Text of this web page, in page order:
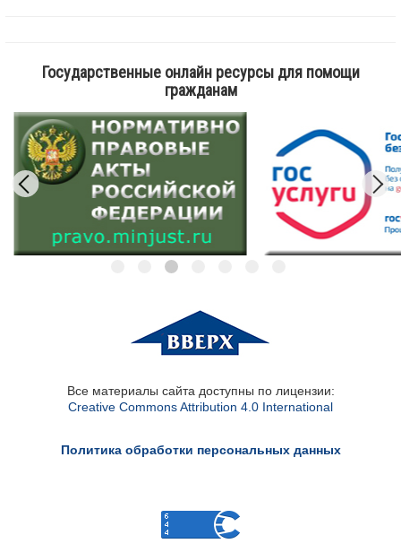
Государственные онлайн ресурсы для помощи
гражданам
Все материалы сайта доступны по лицензии:
Creative Commons Attribution 4.0 International
Политика обработки персональных данных